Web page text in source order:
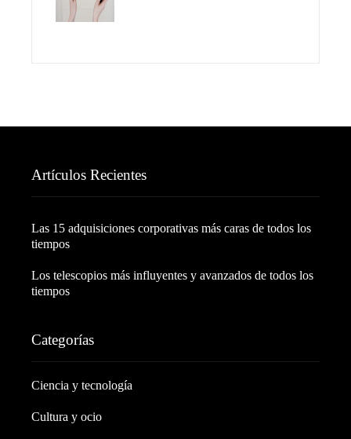
Artículos Recientes
Las 15 adquisiciones corporativas más caras de todos los
tiempos
Los telescopios más influyentes y avanzados de todos los
tiempos
Categorías
Ciencia y tecnología
Cultura y ocio